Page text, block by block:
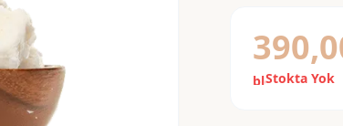
block
Stokta Yok